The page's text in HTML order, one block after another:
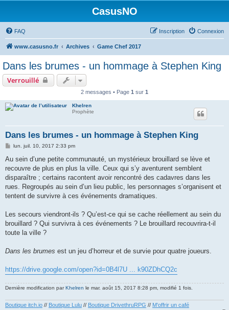
CasusNO
FAQ Connexion
Inscription
www.casusno.fr Archives Game Chef 2017
Dans les brumes - un hommage à Stephen King
Verrouillé
2 messages • Page 1 sur 1
Khelren
Prophète
Dans les brumes - un hommage à Stephen King
M
s
a
g
e
lun. juil. 10, 2017 2:33 pm
Au sein d’une petite communauté, un mystérieux brouillard se lève et
recouvre de plus en plus la ville. Ceux qui s’y aventurent semblent
disparaître ; certains racontent avoir rencontré des cadavres dans les
rues. Regroupés au sein d’un lieu public, les personnages s’organisent et
tentent de survivre à ces événements dramatiques.
Les secours viendront-ils ? Qu’est-ce qui se cache réellement au sein du
brouillard ? Qui survivra à ces événements ? Le brouillard recouvrira-t-il
toute la ville ?
Dans les brumes est un jeu d’horreur et de survie pour quatre joueurs.
https://drive.google.com/open?id=0B4l7U ... k90ZDhCQ2c
Dernière modification parKhelren le mar. août 15, 2017 8:28 pm, modifié 1 fois.
Boutique itch.io // Boutique Lulu // Boutique DrivethruRPG // M'offrir un café